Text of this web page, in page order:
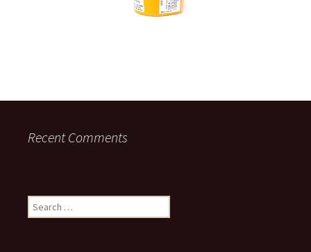
Recent Comments
Search
for: